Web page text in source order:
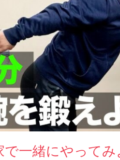
で一緒にやって